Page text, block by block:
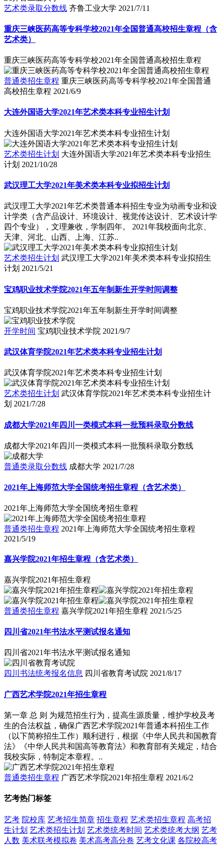
艺术类录取分数线 齐鲁工业大学 2021/7/11
重庆三峡医药高等专科学校2021年全国普通高校招生章程（含
艺术类）
重庆三峡医药高等专科学校2021年全国普通高校招生章程
普通类招生章程 重庆三峡医药高等专科学校2021年全国普通
高校招生章程 2021/6/9
大连外国语大学2021年艺术类本科专业招生计划
大连外国语大学2021年艺术类本科专业招生计划
艺术类招生计划 大连外国语大学2021年艺术类本科专业招生
计划 2021/10/28
武汉理工大学2021年美术类本科专业拟招生计划
武汉理工大学2021年艺术类普通本科招生专业为动画专业和设
计学类（含产品设计、环境设计、视觉传达设计、艺术设计学
四个专业），文理兼收，学制四年。 2021年我校面向北京、
天津、河北、山西、上海、江苏..
艺术类招生计划 武汉理工大学2021年美术类本科专业拟招生
计划 2021/5/21
宝鸡职业技术学院2021年五年制新生开学时间调整
宝鸡职业技术学院2021年五年制新生开学时间调整
开学时间 宝鸡职业技术学院 2021/9/7
武汉体育学院2021年艺术类本科专业招生计划
武汉体育学院2021年艺术类本科专业招生计划
艺术类招生计划 武汉体育学院2021年艺术类本科专业招生计
划 2021/7/28
成都大学2021年四川一类模式本科一批预科录取分数线
成都大学2021年四川一类模式本科一批预科录取分数线
普通类录取分数线 成都大学 2021/7/28
2021年上海师范大学全国统考招生章程（含艺术类）
2021年上海师范大学全国统考招生章程
普通类招生章程 2021年上海师范大学全国统考招生章程
2021/5/19
嘉兴学院2021年招生章程（含艺术类）
嘉兴学院2021年招生章程
普通类招生章程 嘉兴学院2021年招生章程 2021/5/25
四川省2021年书法水平测试报名通知
四川省2021年书法水平测试报名通知
四川书法统考报名信息 四川省教育考试院 2021/8/17
广西艺术学院2021年招生章程
第一章 总 则 为规范招生行为，提高生源质量，维护学校及考
生的合法权益，确保广西艺术学院2021年普通本科招生工作
（以下简称招生工作）顺利进行，根据《中华人民共和国教育
法》《中华人民共和国高等教育法》和教育部有关规定，结合
我校实际，特制定本章程。..
普通类招生章程 广西艺术学院2021年招生章程 2021/6/2
艺考热门标签
艺考 院校库 艺考招生简章 招生章程 艺术类招生章程 高考招
生计划 艺术类招生计划 艺术类统考时间 艺术类统考大纲 艺考
人数 美术联考模拟卷 美术高考高分卷 艺考文化课 各院校高考